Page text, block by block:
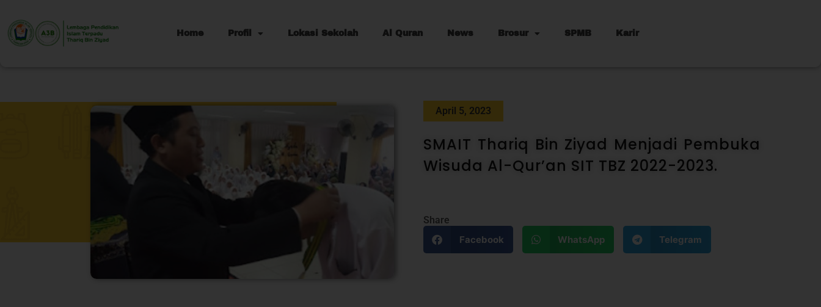
Home Profil Lokasi Sekolah Al Quran News Brosur SPMB Karir
April 5, 2023
SMAIT Thariq Bin Ziyad Menjadi Pembuka
Wisuda Al-Qur’an SIT TBZ 2022-2023.
Share
Facebook
WhatsApp Telegram